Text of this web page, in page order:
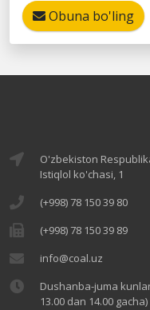
Obuna bo'ling
O'zbekiston
Istiqlol ko'chasi, 1
(+998) 78 150 39 80
(+998) 78 150 39 89
info@coal.uz
Dushanba-juma
13.00 dan 14.00 gacha)